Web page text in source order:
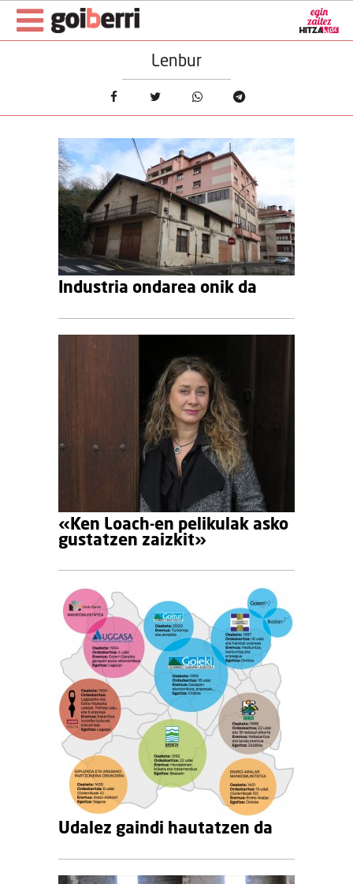
Lenbur
Industria ondarea onik da
«Ken Loach-en pelikulak asko
gustatzen zaizkit»
Udalez gaindi hautatzen da